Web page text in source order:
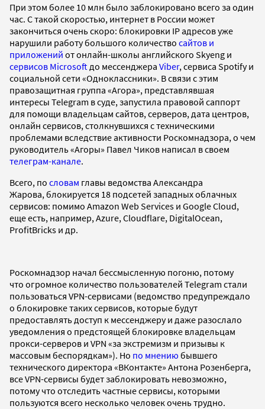
При этом более 10 млн было заблокировано всего за один
час. С такой скоростью, интернет в России может
закончиться очень скоро: блокировки IP адресов уже
нарушили работу большого количество сайтов и
приложений от онлайн-школы английского Skyeng и
сервисов Microsoft до мессенджера Viber, сервиса Spotify и
социальной сети «Одноклассники». В связи с этим
правозащитная группа «Агора», представлявшая
интересы Telegram в суде, запустила правовой саппорт
для помощи владельцам сайтов, серверов, дата центров,
онлайн сервисов, столкнувшихся с техническими
проблемами вследствие активности Роскомнадзора, о чем
руководитель «Агоры» Павел Чиков написал в своем
телеграм-канале.
Всего, по словам главы ведомства Александра
Жарова, блокируется 18 подсетей западных облачных
сервисов: помимо Amazon Web Services и Google Cloud,
еще есть, например, Azure, Cloudflare, DigitalOcean,
ProfitBricks и др.
Роскомнадзор начал бессмысленную погоню, потому
что огромное количество пользователей Telegram стали
пользоваться VPN-сервисами (ведомство предупреждало
о блокировке таких сервисов, которые будут
предоставлять доступ к мессенджеру и даже разослало
уведомления о предстоящей блокировке владельцам
прокси-серверов и VPN «за экстремизм и призывы к
массовым беспорядкам»). Но по мнению бывшего
технического директора «ВКонтакте» Антона Розенберга,
все VPN-сервисы будет заблокировать невозможно,
потому что отследить частные сервисы, которыми
пользуются всего несколько человек очень трудно.